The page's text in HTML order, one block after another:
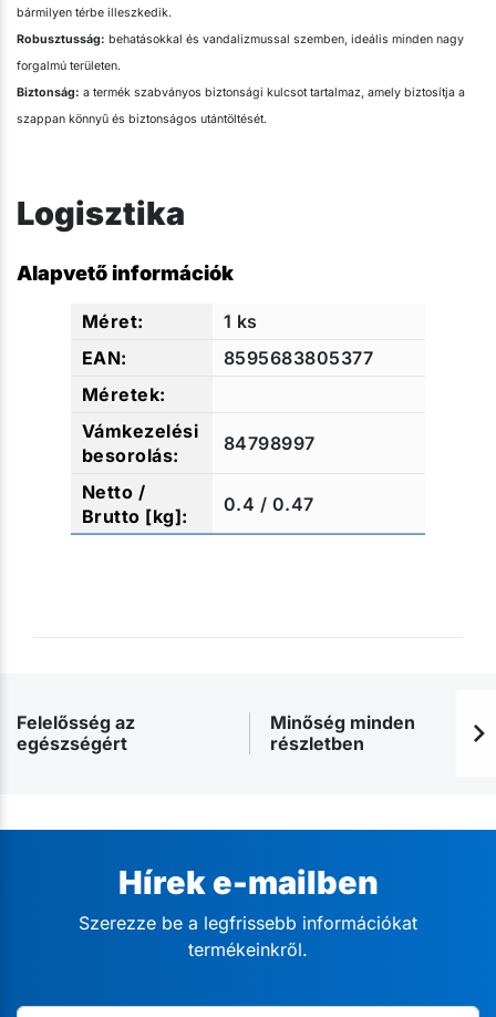
bármilyen térbe illeszkedik.
Robusztusság: behatásokkal és vandalizmussal szemben, ideális minden nagy
forgalmú területen.
Biztonság: a termék szabványos biztonsági kulcsot tartalmaz, amely biztosítja a
szappan könnyű és biztonságos utántöltését.
Logisztika
Alapvető információk
1 ks
8595683805377
84798997
0.4 / 0.47
Felelősség az
egészségért
Minőség minden
részletben
Hírek e-mailben
Szerezze be a legfrissebb információkat
termékeinkről.